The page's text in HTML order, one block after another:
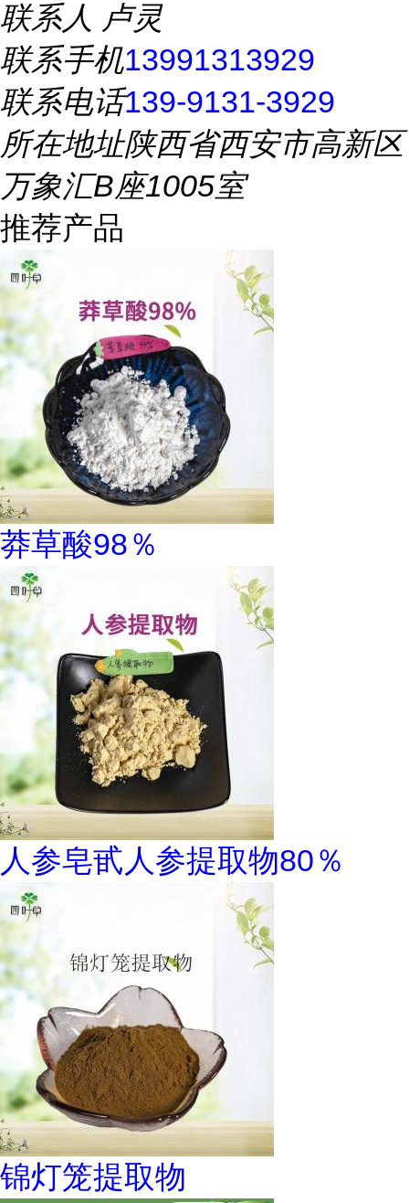
联系人 卢灵
联系手机13991313929
联系电话139-9131-3929
所在地址陕西省西安市高新区
万象汇B座1005室
推荐产品
莽草酸98％
人参皂甙人参提取物80％
锦灯笼提取物